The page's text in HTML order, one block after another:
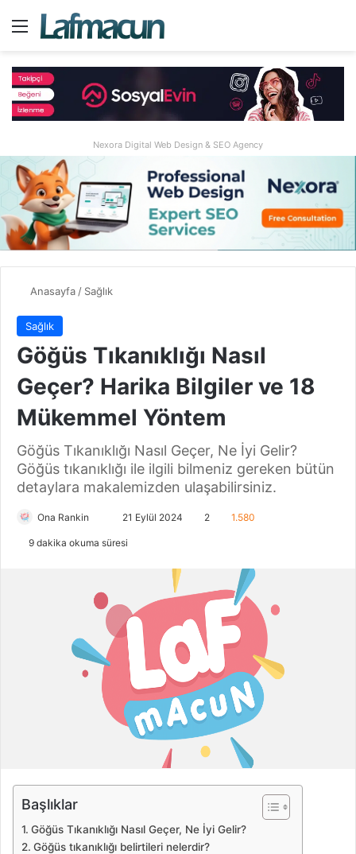
Menü
Nexora Digital Web Design & SEO Agency
Anasayfa/ Sağlık
Sağlık
Göğüs Tıkanıklığı Nasıl
Geçer? Harika Bilgiler ve 18
Mükemmel Yöntem
Göğüs Tıkanıklığı Nasıl Geçer, Ne İyi Gelir?
Göğüs tıkanıklığı ile ilgili bilmeniz gereken bütün
detaylara makalemizden ulaşabilirsiniz.
Ona Rankin
-
p
t
a
g
e
m
e
21 Eylül 2024 2 1.580
9 dakika okuma süresi
Başlıklar
Göğüs Tıkanıklığı Nasıl Geçer, Ne İyi Gelir?
Göğüs tıkanıklığı belirtileri nelerdir?